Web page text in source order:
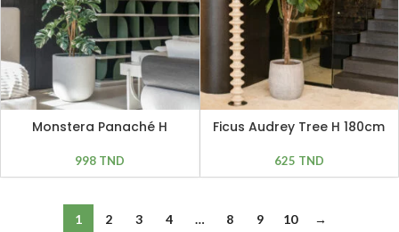
Monstera Panaché H
998 TND
Ficus Audrey Tree H 180cm
625 TND
1 2 3 4 … 8 9 10 →